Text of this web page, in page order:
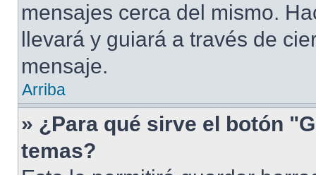
mensajes cerca del mismo.
llevará y guiará a través de
mensaje.
Arriba
» ¿Para qué sirve el botón
temas?